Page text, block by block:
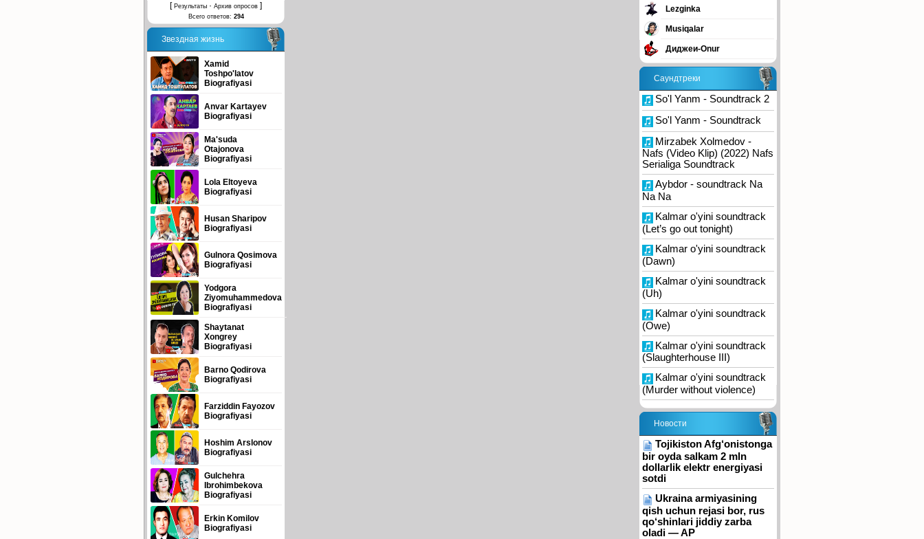
[ Результаты · Архив опросов ]
Всего ответов: 294
Звездная жизнь
Xamid
Toshpo'latov
Biografiyasi
Anvar Kartayev
Biografiyasi
Ma'suda
Otajonova
Biografiyasi
Lola Eltoyeva
Biografiyasi
Husan Sharipov
Biografiyasi
Gulnora Qosimova
Biografiyasi
Yodgora
Ziyomuhammedova
Biografiyasi
Shaytanat
Xongrey
Biografiyasi
Barno Qodirova
Biografiyasi
Farziddin Fayozov
Biografiyasi
Hoshim Arslonov
Biografiyasi
Gulchehra
Ibrohimbekova
Biografiyasi
Erkin Komilov
Biografiyasi
Lezginka
Musiqalar
Диджеи-Onur
Саундтреки
So'l Yanm - Soundtrack 2
So'l Yanm - Soundtrack
Mirzabek Xolmedov -
Nafs (Video Klip) (2022) Nafs
Serialiga Soundtrack
Aybdor - soundtrack Na
Na Na
Kalmar o'yini soundtrack
(Let’s go out tonight)
Kalmar o'yini soundtrack
(Dawn)
Kalmar o'yini soundtrack
(Uh)
Kalmar o'yini soundtrack
(Owe)
Kalmar o'yini soundtrack
(Slaughterhouse III)
Kalmar o'yini soundtrack
(Murder without violence)
Новости
Tojikiston Afg‘onistonga
bir oyda salkam 2 mln
dollarlik elektr energiyasi
sotdi
Ukraina armiyasining
qish uchun rejasi bor, rus
qo‘shinlari jiddiy zarba
oladi — AP